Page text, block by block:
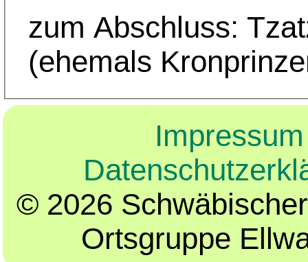
zum Abschluss:
(ehemals
Impressum
© 2026
Ortsgruppe